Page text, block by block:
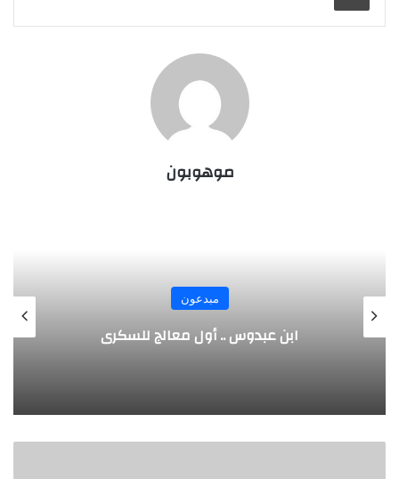
موهوبون
مبدعون
الألماني بنز مخترع السيارة الحديثة